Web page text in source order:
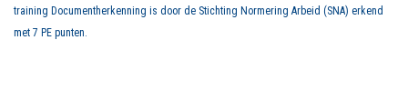
training Documentherkenning is door de Stichting Normering Arbeid (SNA) erkend
met 7 PE punten.